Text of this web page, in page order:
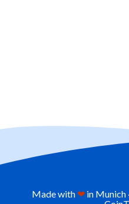
Made with ❤in Munich